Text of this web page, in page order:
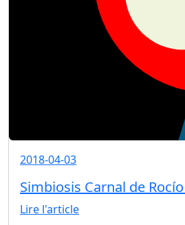
2018-04-03
Simbiosis Carnal de
Lire l'article